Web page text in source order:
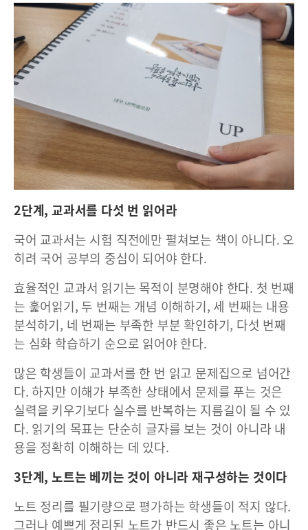
2단계, 교과서를 다섯 번 읽어라
국어 교과서는 시험 직전에만 펼쳐보는 책이 아니다. 오
히려 국어 공부의 중심이 되어야 한다.
효율적인 교과서 읽기는 목적이 분명해야 한다. 첫 번째
는 훑어읽기, 두 번째는 개념 이해하기, 세 번째는 내용
분석하기, 네 번째는 부족한 부분 확인하기, 다섯 번째
는 심화 학습하기 순으로 읽어야 한다.
많은 학생들이 교과서를 한 번 읽고 문제집으로 넘어간
다. 하지만 이해가 부족한 상태에서 문제를 푸는 것은
실력을 키우기보다 실수를 반복하는 지름길이 될 수 있
다. 읽기의 목표는 단순히 글자를 보는 것이 아니라 내
용을 정확히 이해하는 데 있다.
3단계, 노트는 베끼는 것이 아니라 재구성하는 것이다
노트 정리를 필기량으로 평가하는 학생들이 적지 않다.
그러나 예쁘게 정리된 노트가 반드시 좋은 노트는 아니